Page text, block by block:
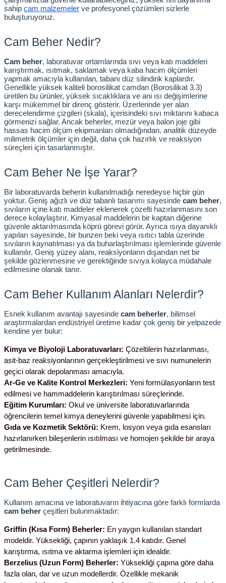
Dolaplar
Cihazları
Cihazları
Titratörler
sahip cam malzemeler ve profesyonel çözümleri sizlerle
buluşturuyoruz.
Cam Beher Nedir?
Cam beher, laboratuvar ortamlarında sıvı veya katı maddeleri
karıştırmak, ısıtmak, saklamak veya kaba hacim ölçümleri
yapmak amacıyla kullanılan, tabanı düz silindirik kaplardır.
Genellikle yüksek kaliteli borosilikat camdan (Borosilikat 3.3)
üretilen bu ürünler, yüksek sıcaklıklara ve ani ısı değişimlerine
karşı mükemmel bir direnç gösterir. Üzerlerinde yer alan
derecelendirme çizgileri (skala), içerisindeki sıvı miktarını kabaca
görmenizi sağlar. Ancak beherler, mezür veya balon joje gibi
hassas hacim ölçüm ekipmanları olmadığından, analitik düzeyde
milimetrik ölçümler için değil, daha çok hazırlık ve reaksiyon
süreçleri için tasarlanmıştır.
Cam Beher Ne İşe Yarar?
Bir laboratuvarda beherin kullanılmadığı neredeyse hiçbir gün
yoktur. Geniş ağızlı ve düz tabanlı tasarımı sayesinde cam beher,
sıvıların içine katı maddeler eklenerek çözelti hazırlanmasını son
derece kolaylaştırır. Kimyasal maddelerin bir kaptan diğerine
güvenle aktarılmasında köprü görevi görür. Ayrıca ısıya dayanıklı
yapıları sayesinde, bir bunzen beki veya ısıtıcı tabla üzerinde
sıvıların kaynatılması ya da buharlaştırılması işlemlerinde güvenle
kullanılır. Geniş yüzey alanı, reaksiyonların dışarıdan net bir
şekilde gözlenmesine ve gerektiğinde sıvıya kolayca müdahale
edilmesine olanak tanır.
Cam Beher Kullanım Alanları Nelerdir?
Esnek kullanım avantajı sayesinde cam beherler, bilimsel
araştırmalardan endüstriyel üretime kadar çok geniş bir yelpazede
kendine yer bulur:
Kimya ve Biyoloji Laboratuvarları: Çözeltilerin hazırlanması,
asit-baz reaksiyonlarının gerçekleştirilmesi ve sıvı numunelerin
geçici olarak depolanması amacıyla.
Ar-Ge ve Kalite Kontrol Merkezleri: Yeni formülasyonların test
edilmesi ve hammaddelerin karıştırılması süreçlerinde.
Eğitim Kurumları: Okul ve üniversite laboratuvarlarında
öğrencilerin temel kimya deneylerini güvenle yapabilmesi için.
Gıda ve Kozmetik Sektörü: Krem, losyon veya gıda esansları
hazırlanırken bileşenlerin ısıtılması ve homojen şekilde bir araya
getirilmesinde.
Cam Beher Çeşitleri Nelerdir?
cam beher çeşitleri bulunmaktadır:
Griffin (Kısa Form) Beherler: En yaygın kullanılan standart
modeldir. Yüksekliği, çapının yaklaşık 1.4 katıdır. Genel
karıştırma, ısıtma ve aktarma işlemleri için idealdir.
Berzelius (Uzun Form) Beherler: Yüksekliği çapına göre daha
fazla olan, dar ve uzun modellerdir. Özellikle mekanik